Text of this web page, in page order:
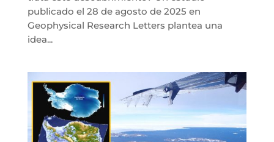
publicado el 28 de agosto de 2025 en
Geophysical Research Letters plantea una
idea...